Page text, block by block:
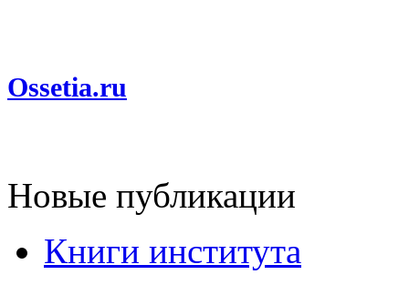
Ossetia.ru
Новые публикации
Книги института